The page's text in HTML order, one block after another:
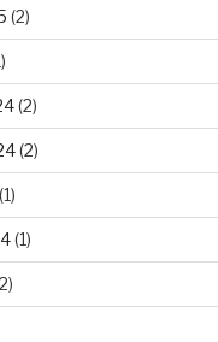
(2)
(2)
(2)
(1)